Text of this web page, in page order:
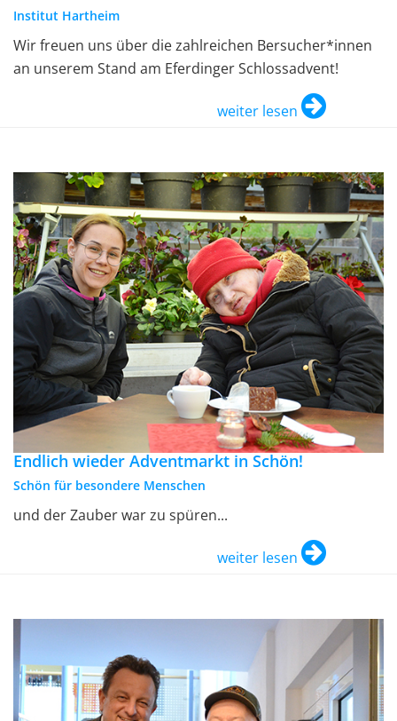
Institut Hartheim
Wir freuen uns über die zahlreichen Bersucher*innen
an unserem Stand am Eferdinger Schlossadvent!
weiter lesen
Endlich wieder Adventmarkt in Schön!
Schön für besondere Menschen
und der Zauber war zu spüren...
weiter lesen